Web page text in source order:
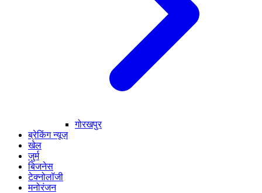
गोरखपुर
ब्रेकिंग न्यूज़
खेल
जुर्म
बिजनेस
टेक्नोलॉजी
मनोरंजन